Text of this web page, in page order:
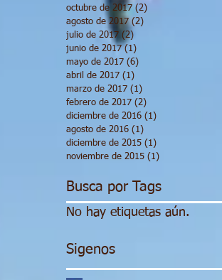
octubre de 2017 (2)
agosto de 2017 (2)
julio de 2017 (2)
junio de 2017 (1)
mayo de 2017 (6)
abril de 2017 (1)
marzo de 2017 (1)
febrero de 2017 (2)
diciembre de 2016 (1)
agosto de 2016 (1)
diciembre de 2015 (1)
noviembre de 2015 (1)
Busca por Tags
No hay etiquetas aún.
Sigenos